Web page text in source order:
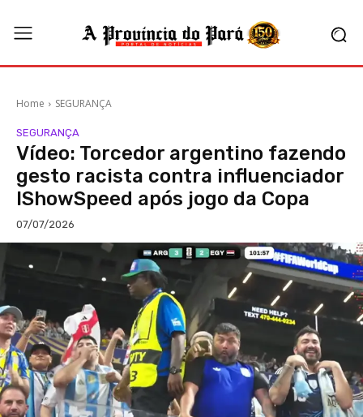
Home SEGURANÇA
SEGURANÇA
Vídeo: Torcedor argentino fazendo
gesto racista contra influenciador
IShowSpeed após jogo da Copa
07/07/2026